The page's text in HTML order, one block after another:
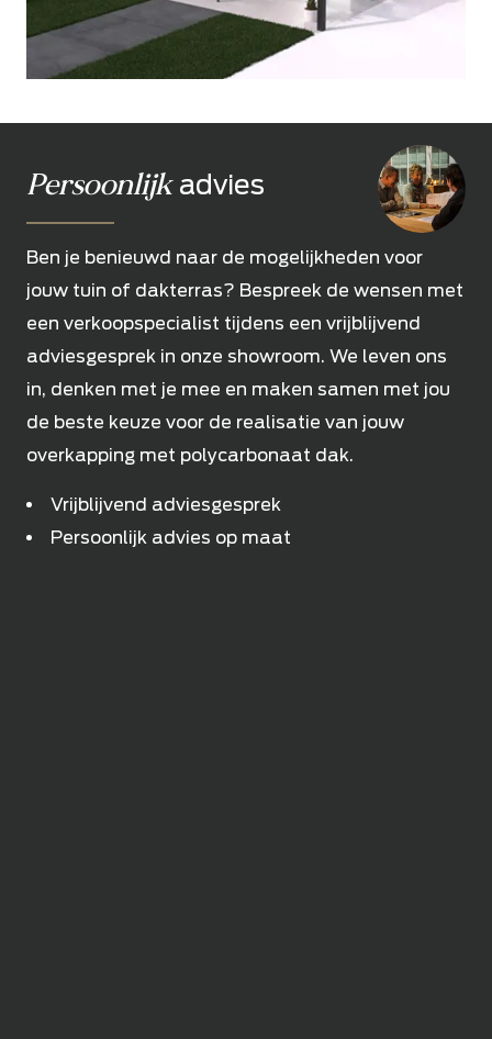
Persoonlijkadvies
Ben je benieuwd naar de mogelijkheden voor
jouw tuin of dakterras? Bespreek de wensen met
een verkoopspecialist tijdens een vrijblijvend
adviesgesprek in onze showroom. We leven ons
in, denken met je mee en maken samen met jou
de beste keuze voor de realisatie van jouw
overkapping met polycarbonaat dak.
Vrijblijvend adviesgesprek
Persoonlijk advies op maat